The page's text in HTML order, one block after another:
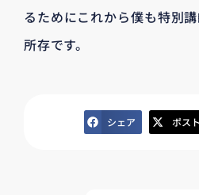
るためにこれから僕も特別
所存です。
シェア ポスト